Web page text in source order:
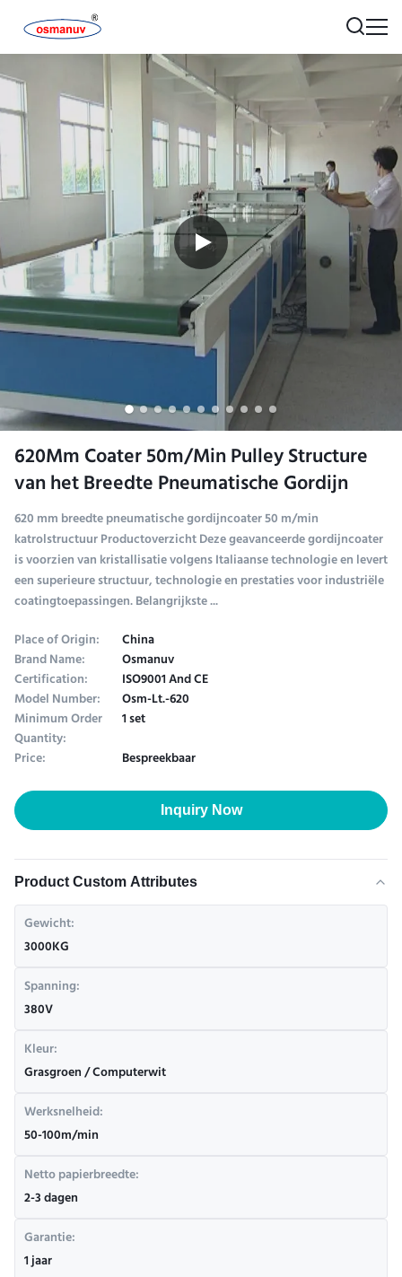
620Mm Coater 50m/Min Pulley Structure
van het Breedte Pneumatische Gordijn
620 mm breedte pneumatische gordijncoater 50 m/min
katrolstructuur Productoverzicht Deze geavanceerde gordijncoater
is voorzien van kristallisatie volgens Italiaanse technologie en levert
een superieure structuur, technologie en prestaties voor industriële
coatingtoepassingen. Belangrijkste ...
Place of Origin:
China
Brand Name: Osmanuv
Certification: ISO9001 And CE
Model Number: Osm-Lt.-620
Minimum Order
Quantity:
1 set
Price:
Bespreekbaar
Inquiry Now
Product Custom Attributes
Gewicht:
3000KG
Spanning:
380V
Kleur:
Grasgroen / Computerwit
Werksnelheid:
50-100m/min
Netto papierbreedte:
2-3 dagen
Garantie:
1 jaar